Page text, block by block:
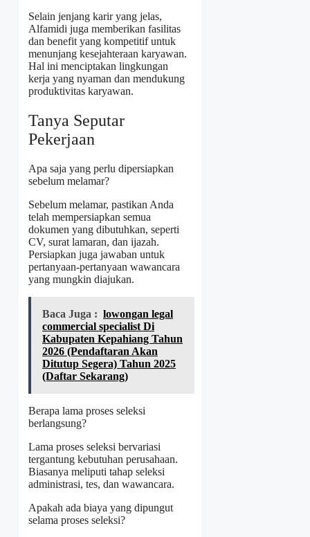
Selain jenjang karir yang jelas,
Alfamidi juga memberikan fasilitas
dan benefit yang kompetitif untuk
menunjang kesejahteraan karyawan.
Hal ini menciptakan lingkungan
kerja yang nyaman dan mendukung
produktivitas karyawan.
Tanya Seputar
Pekerjaan
Apa saja yang perlu dipersiapkan
sebelum melamar?
Sebelum melamar, pastikan Anda
telah mempersiapkan semua
dokumen yang dibutuhkan, seperti
CV, surat lamaran, dan ijazah.
Persiapkan juga jawaban untuk
pertanyaan-pertanyaan wawancara
yang mungkin diajukan.
Baca Juga : lowongan legal
commercial specialist Di
Kabupaten Kepahiang Tahun
2026 (Pendaftaran Akan
Ditutup Segera) Tahun 2025
(Daftar Sekarang)
Berapa lama proses seleksi
berlangsung?
Lama proses seleksi bervariasi
tergantung kebutuhan perusahaan.
Biasanya meliputi tahap seleksi
administrasi, tes, dan wawancara.
Apakah ada biaya yang dipungut
selama proses seleksi?